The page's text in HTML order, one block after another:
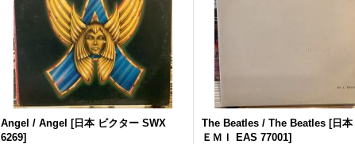
Angel / Angel [日本 ビクター SWX
6269]
The Beatles / The Beatles [日本
ＥＭＩ EAS 77001]